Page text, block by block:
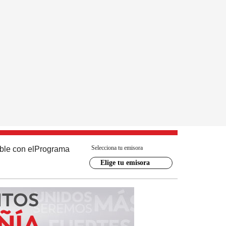
con el Programa Selecciona tu emisora
Elige tu emisora